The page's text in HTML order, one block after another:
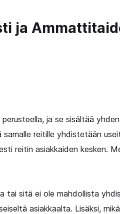
ja
ja se sisältää
reitille yhdistetään
reitin asiakkaiden kesken.
tai sitä ei ole mahdollista
asiakkaalta. Lisäksi,